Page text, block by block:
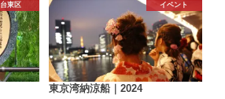
台東区 イベント
東京湾納涼船｜2024